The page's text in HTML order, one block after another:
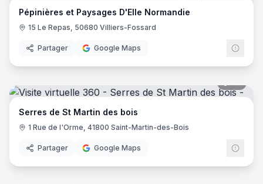
Pépinières et Paysages D'Elle Normandie
15 Le Repas, 50680 Villiers-Fossard
Partager Google Maps
Serres de St Martin des bois
1 Rue de l'Orme, 41800 Saint-Martin-des-Bois
Partager Google Maps